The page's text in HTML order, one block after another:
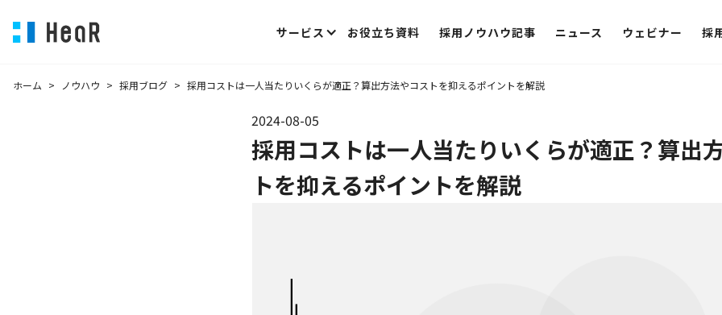
サービス お役立ち資料 採用ノウハウ記事 ニュース ウェビナー 採
ホーム > ノウハウ > 採用ブログ > 採用コストは一人当たりいくらが適正？算出方法やコストを抑えるポイントを解説
2024-08-05
採用コストは一人当たりいくらが適正？算出
トを抑えるポイントを解説